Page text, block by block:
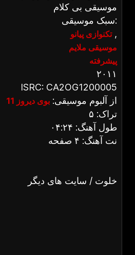
موسیقی بی کلام
سبک موسیقی:
تکنوازی پیانو,
موسیقی ملایم
پیشرفته
۲۰۱۱
ISRC: CA2OG1200005
از آلبوم موسیقی: بوی دیروز 11
تراک: ۵
طول آهنگ: ۰۴:۲۴
نت آهنگ: ۴ صفحه
خلوت / سایت های دیگر